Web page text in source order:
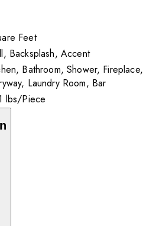
Feet
Backsplash, Accent
Bathroom, Shower, Fireplace,
Laundry Room, Bar
lbs/Piece